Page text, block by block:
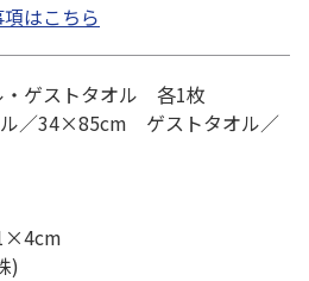
はこちら
ゲストタオル 各1枚
／34×85cm ゲストタオル／
)